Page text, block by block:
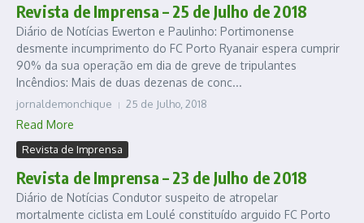
Revista de Imprensa – 25 de Julho de 2018
Diário de Notícias Ewerton e Paulinho: Portimonense
desmente incumprimento do FC Porto Ryanair espera cumprir
90% da sua operação em dia de greve de tripulantes
Incêndios: Mais de duas dezenas de conc...
jornaldemonchique 25 de Julho, 2018
Read More
Revista de Imprensa
Revista de Imprensa – 23 de Julho de 2018
Diário de Notícias Condutor suspeito de atropelar
mortalmente ciclista em Loulé constituído arguido FC Porto